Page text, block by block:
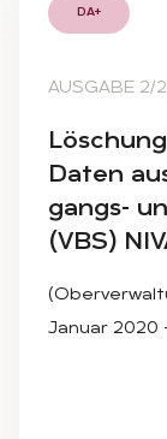
DA+
AUSGABE 2/
Da­ten
gangs-
(VBS)
Januar 2020